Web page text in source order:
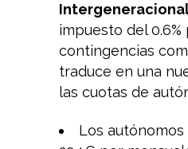
Intergeneracional
impuesto del 0.6%
contingencias
traduce en una
las cuotas de
Los